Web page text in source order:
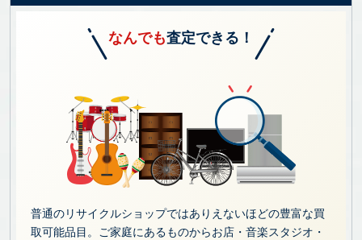
なんでも査定できる！
普通のリサイクルショップではありえないほどの豊富な買
取可能品目。ご家庭にあるものからお店・音楽スタジオ・